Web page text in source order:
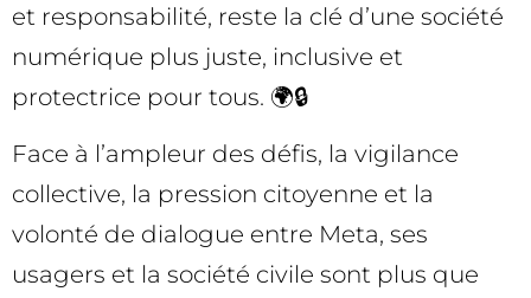
et responsabilité, reste la clé d’une société
numérique plus juste, inclusive et
protectrice pour tous. 🌍🔒
Face à l’ampleur des défis, la vigilance
collective, la pression citoyenne et la
volonté de dialogue entre Meta, ses
usagers et la société civile sont plus que